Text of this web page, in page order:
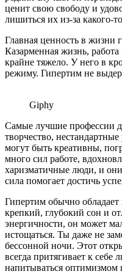
ценит свою свободу и
лишиться их из-за какого-
Главная ценность в жизни
Казарменная жизнь, работа
крайне тяжело. У него в
режиму. Гипертим не
Giphy
Самые лучшие профессии
творчество,
могут быть креативны,
много сил работе,
харизматичные люди, и
сила помогает достичь
Гипертим обычно
крепкий, глубокий сон и
энергичности, он может
истощаться. Ты даже не
бессонной ночи. Этот
всегда притягивает к себе
напитываться